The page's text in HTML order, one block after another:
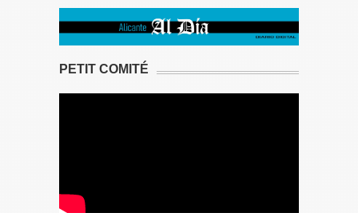
PETIT COMITÉ